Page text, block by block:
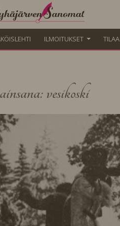
ILMOITUKSET
vesikoski